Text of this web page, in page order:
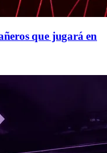
que jugará en